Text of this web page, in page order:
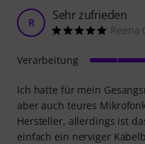
R Sehr zufrieden
Reena
Ich hatte für mein
aber auch teures
Hersteller, allerdings ist
einfach ein nerviger
Verarbeitung